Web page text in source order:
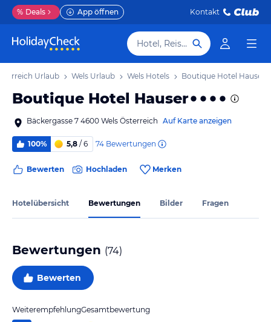
% Deals App öffnen Kontakt
Hotel, Reiseziel
Urlaub Wels Urlaub Wels Hotels Boutique Hotel Hauser
Boutique Hotel Hauser
Bäckergasse 7 4600 Wels Österreich Auf Karte anzeigen
100% 5,8 / 6 74 Bewertungen
Bewerten Hochladen Merken
Hotelübersicht Bewertungen Bilder Fragen
Bewertungen (74)
Bewerten
WeiterempfehlungGesamtbewertung